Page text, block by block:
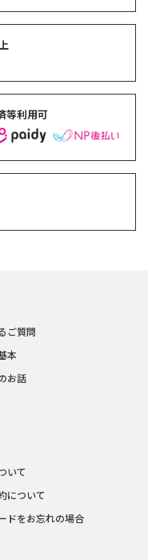
等利用可
ご質問
本
お話
いて
について
ドをお忘れの場合